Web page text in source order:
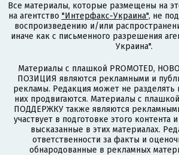
Все материалы, которые размещены на
на агентство "Интерфакс-Украина", не
воспроизведению и/или
иначе как с письменного разрешения
Украина".
Материалы с плашкой PROMOTED,
ПОЗИЦИЯ являются рекламными и
рекламы. Редакция может не разделять
них продвигаются. Материалы с
ПОДДЕРЖКУ также являются
участвует в подготовке этого контента
высказанные в этих материалах.
ответственности за факты и
обнародованные в рекламных